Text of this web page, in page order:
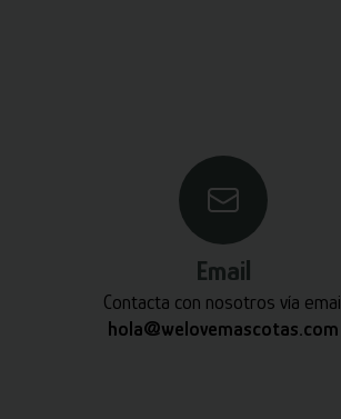
Email
Contacta con nosotros vía email
hola@welovemascotas.com